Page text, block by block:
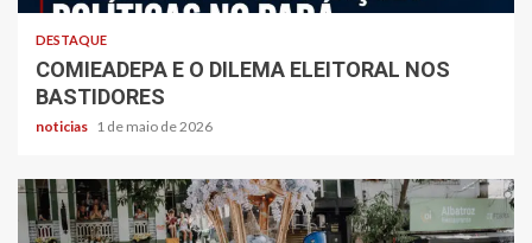
DESTAQUE
COMIEADEPA E O DILEMA ELEITORAL NOS
BASTIDORES
noticias 1 de maio de 2026